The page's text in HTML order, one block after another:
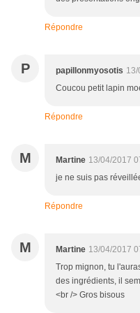
Répondre
P papillonmyosotis
Coucou petit lapin
Répondre
M Martine 13/04/2017
je ne suis pas
Répondre
M Martine 13/04/2017
Trop mignon, tu
des ingrédients, il
<br /> Gros bisous